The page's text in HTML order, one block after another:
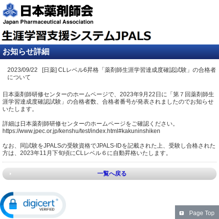
お知らせ詳細
2023/09/22 [日薬] CLレベル6昇格「薬剤師生涯学習達成度確認試験」の合格者
について
日本薬剤師研修センターのホームページで、2023年9月22日に「第７回薬剤師生
涯学習達成度確認試験」の合格者数、合格者番号が発表されましたのでお知らせ
いたします。
詳細は日本薬剤師研修センターのホームページをご確認ください。
https://www.jpec.or.jp/kenshu/test/index.html#kakuninshiken
なお、同試験をJPALSの受験資格でJPALS-IDを記載された上、受験し合格された
方は、2023年11月下旬頃にCLレベル６に自動昇格いたします。
一覧へ戻る
Page Top